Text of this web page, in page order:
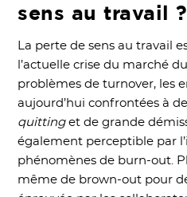
sens au travail ?
La perte de sens au travail
l’actuelle crise du marché
problèmes de turnover, les
aujourd’hui confrontées à
quittinget de grande
également perceptible par
phénomènes de burn-out.
même de brown-out pour